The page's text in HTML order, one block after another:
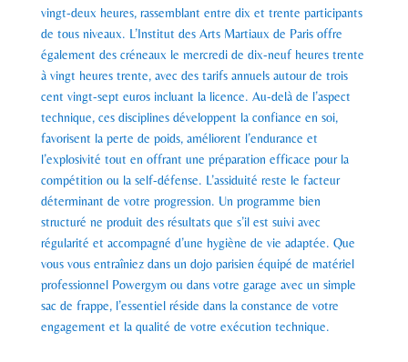
vingt-deux heures, rassemblant entre dix et trente participants
de tous niveaux. L’Institut des Arts Martiaux de Paris offre
également des créneaux le mercredi de dix-neuf heures trente
à vingt heures trente, avec des tarifs annuels autour de trois
cent vingt-sept euros incluant la licence. Au-delà de l’aspect
technique, ces disciplines développent la confiance en soi,
favorisent la perte de poids, améliorent l’endurance et
l’explosivité tout en offrant une préparation efficace pour la
compétition ou la self-défense. L’assiduité reste le facteur
déterminant de votre progression. Un programme bien
structuré ne produit des résultats que s’il est suivi avec
régularité et accompagné d’une hygiène de vie adaptée. Que
vous vous entraîniez dans un dojo parisien équipé de matériel
professionnel Powergym ou dans votre garage avec un simple
sac de frappe, l’essentiel réside dans la constance de votre
engagement et la qualité de votre exécution technique.